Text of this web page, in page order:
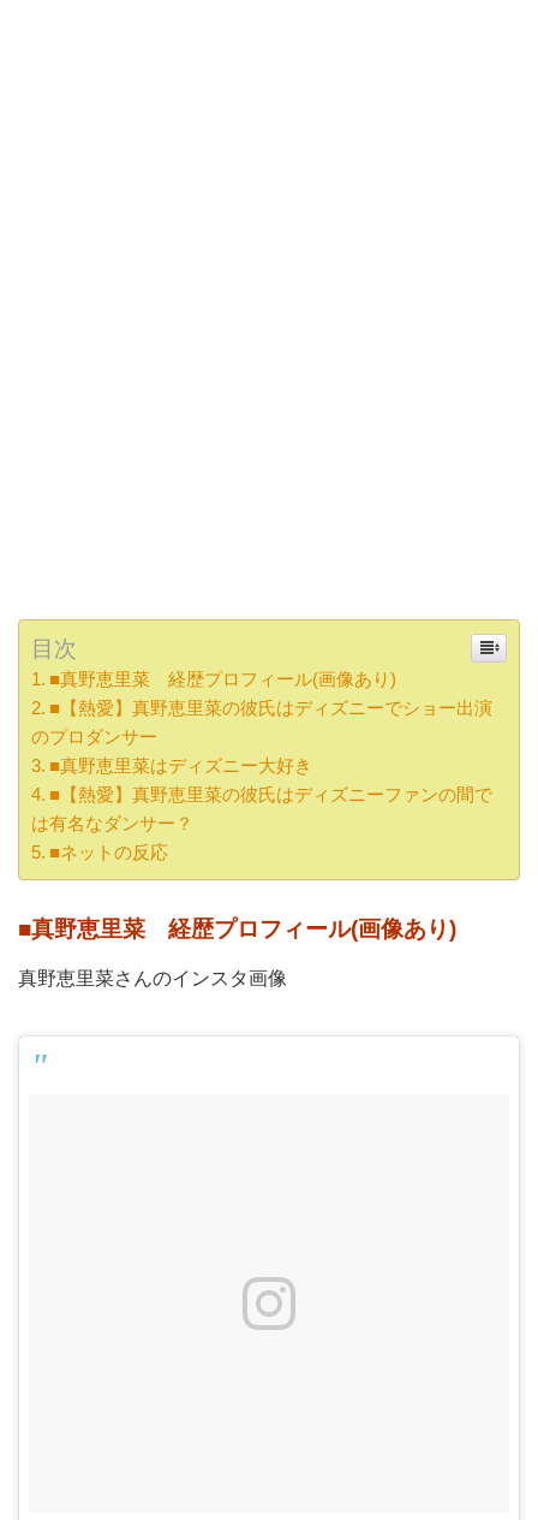
目次
■真野恵里菜 経歴プロフィール(画像あり)
■【熱愛】真野恵里菜の彼氏はディズニーでショー出演
のプロダンサー
■真野恵里菜はディズニー大好き
■【熱愛】真野恵里菜の彼氏はディズニーファンの間で
は有名なダンサー？
■ネットの反応
■真野恵里菜 経歴プロフィール(画像あり)
真野恵里菜さんのインスタ画像